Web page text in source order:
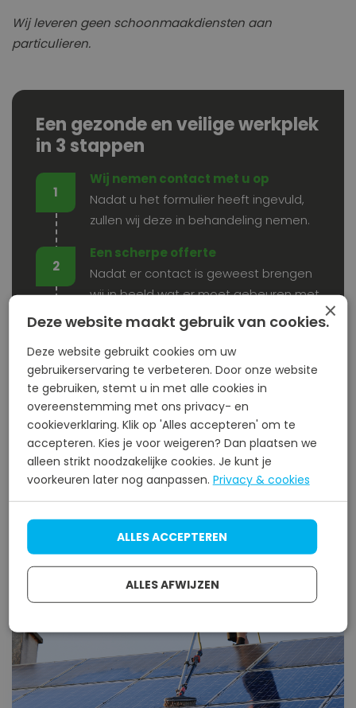
Wij leveren geen schoonmaakdiensten aan
particulieren.
Een gezonde en veilige werkplek
in 3 stappen
Wij nemen contact met u op
Nadat u het formulier heeft ingevuld,
zullen wij deze in behandeling nemen.
Een scherpe offerte
Nadat er contact is geweest brengen
wij in beeld wat er moet gebeuren met
maken een scherpe offerte.
We gaan aan de slag
Gaat u akkoord? Dan gaan wij op de
afsproken tijden bij u aan de slag!
Offerte aanvragen
×
Deze website maakt gebruik van cookies.
Deze website gebruikt cookies om uw
gebruikerservaring te verbeteren. Door onze website
te gebruiken, stemt u in met alle cookies in
overeenstemming met ons privacy- en
cookieverklaring. Klik op 'Alles accepteren' om te
accepteren. Kies je voor weigeren? Dan plaatsen we
alleen strikt noodzakelijke cookies. Je kunt je
voorkeuren later nog aanpassen. Privacy & cookies
ALLES ACCEPTEREN
ALLES AFWIJZEN